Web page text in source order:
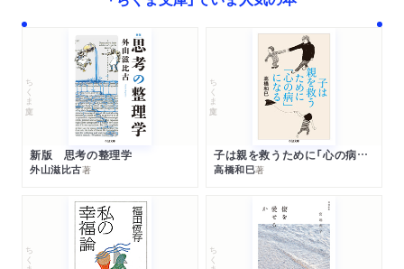
ちくま文庫
新版 思考の整理学
外山滋比古著
ちくま文庫
子は親を救うために「心の病」になる
高橋和巳著
ちくま文庫 ちくま文庫